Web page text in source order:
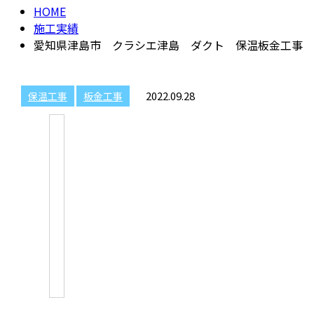
HOME
施工実績
愛知県津島市 クラシエ津島 ダクト 保温板金工事
保温工事 板金工事 2022.09.28